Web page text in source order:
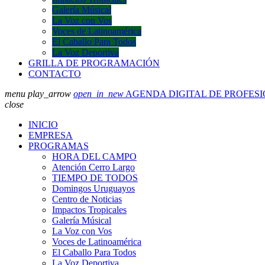
Galería Músical
La Voz con Vos
Voces de Latinoamérica
El Caballo Para Todos
La Voz Deportiva
GRILLA DE PROGRAMACIÓN
CONTACTO
menu play_arrow open_in_new AGENDA DIGITAL DE
close
INICIO
EMPRESA
PROGRAMAS
HORA DEL CAMPO
Atención Cerro Largo
TIEMPO DE TODOS
Domingos Uruguayos
Centro de Noticias
Impactos Tropicales
Galería Músical
La Voz con Vos
Voces de Latinoamérica
El Caballo Para Todos